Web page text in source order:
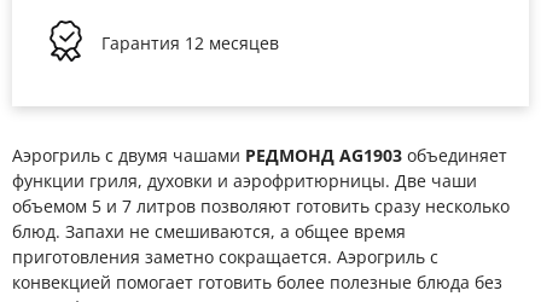
Гарантия 12 месяцев
Аэрогриль с двумя чашами РЕДМОНД AG1903 объединяет
функции гриля, духовки и аэрофритюрницы. Две чаши
объемом 5 и 7 литров позволяют готовить сразу несколько
блюд. Запахи не смешиваются, а общее время
приготовления заметно сокращается. Аэрогриль с
конвекцией помогает готовить более полезные блюда без